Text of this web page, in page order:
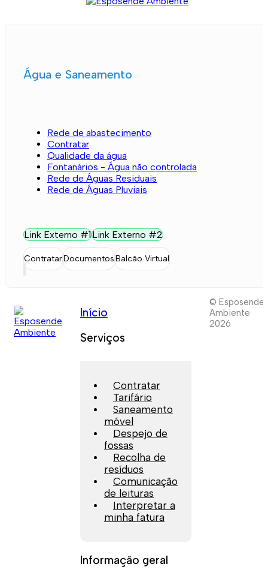
Água e Saneamento
Rede de abastecimento
Contratar
Qualidade da água
Fontanários - Água não controlada
Rede de Águas Residuais
Rede de Águas Pluviais
Link Externo #1Link Externo #2
ContratarDocumentosBalcão Virtual
Início
Serviços
Contratar
Tarifário
Saneamento
móvel
Despejo de
fossas
Recolha de
resíduos
Comunicação
de leituras
Interpretar a
minha fatura
Informação geral
© Esposende
Ambiente
2026